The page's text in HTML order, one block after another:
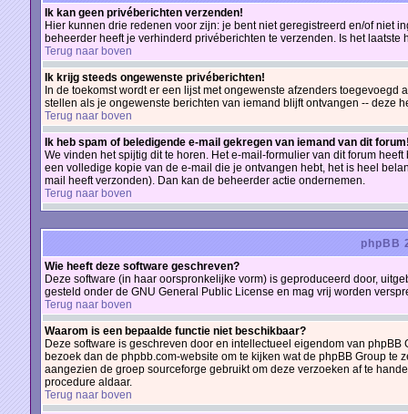
Ik kan geen privéberichten verzenden!
Hier kunnen drie redenen voor zijn: je bent niet geregistreerd en/of niet
beheerder heeft je verhinderd privéberichten te verzenden. Is het
Terug naar boven
Ik krijg steeds ongewenste privéberichten!
In de toekomst wordt er een lijst met ongewenste afzenders
stellen als je ongewenste berichten van iemand blijft ontvangen -- deze
Terug naar boven
Ik heb spam of beledigende e-mail gekregen van iemand van dit
We vinden het spijtig dit te horen. Het e-mail-formulier van dit forum
een volledige kopie van de e-mail die je ontvangen hebt, het is heel
mail heeft verzonden). Dan kan de beheerder actie ondernemen.
Terug naar boven
phpBB
Wie heeft deze software geschreven?
Deze software (in haar oorspronkelijke vorm) is geproduceerd door,
gesteld onder de GNU General Public License en mag vrij worden
Terug naar boven
Waarom is een bepaalde functie niet beschikbaar?
Deze software is geschreven door en intellectueel eigendom van
bezoek dan de phpbb.com-website om te kijken wat de phpBB Group
aangezien de groep sourceforge gebruikt om deze verzoeken af te
procedure aldaar.
Terug naar boven